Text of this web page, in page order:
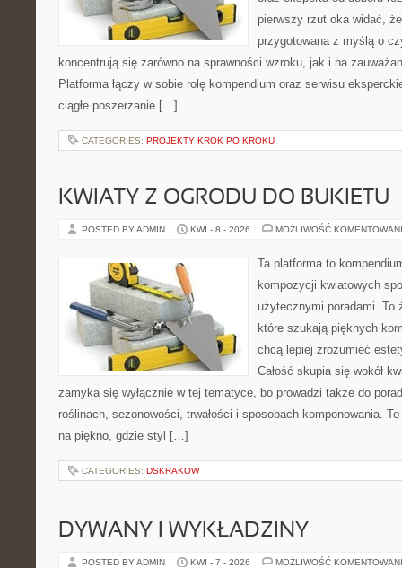
pierwszy rzut oka widać,
przygotowana z myślą o
koncentrują się zarówno na sprawności wzroku, jak i na
Platforma łączy w sobie rolę kompendium oraz serwisu
ciągłe poszerzanie […]
CATEGORIES: PROJEKTY KROK PO KROKU
KWIATY Z OGRODU DO BUKIETU
POSTED BY ADMIN KWI - 8 - 2026 MOŻLIWOŚĆ
Ta platforma to
kompozycji kwiatowych
użytecznymi poradami. To
które szukają pięknych
chcą lepiej zrozumieć
Całość skupia się wokół
zamyka się wyłącznie w tej tematyce, bo prowadzi także do
roślinach, sezonowości, trwałości i sposobach komponowania.
na piękno, gdzie styl […]
CATEGORIES: DSKRAKOW
DYWANY I WYKŁADZINY
POSTED BY ADMIN KWI - 7 - 2026 MOŻLIWOŚĆ